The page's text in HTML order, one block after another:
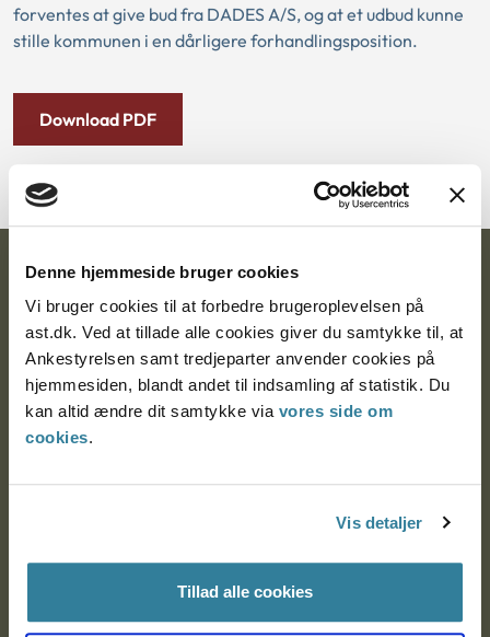
Denne hjemmeside bruger cookies
Vi bruger cookies til at forbedre brugeroplevelsen på
ast.dk. Ved at tillade alle cookies giver du samtykke til, at
Ankestyrelsen samt tredjeparter anvender cookies på
hjemmesiden, blandt andet til indsamling af statistik. Du
kan altid ændre dit samtykke via vores side om
cookies.
Vis detaljer
Tillad alle cookies
forventes at give bud fra DADES A/S, og at et udbud kunne
stille kommunen i en dårligere forhandlingsposition.
Download PDF
Ankestyrelsen
Postadresse:
Nytorv 7, 2. sal
9000 Aalborg
Ankestyrelsen Aalborg
EAN: 57 98 000 35 48 21